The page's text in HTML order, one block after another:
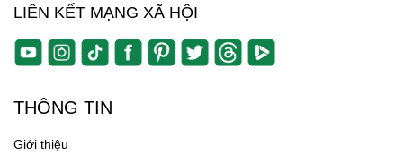
LIÊN KẾT MẠNG XÃ HỘI
THÔNG TIN
Giới thiệu